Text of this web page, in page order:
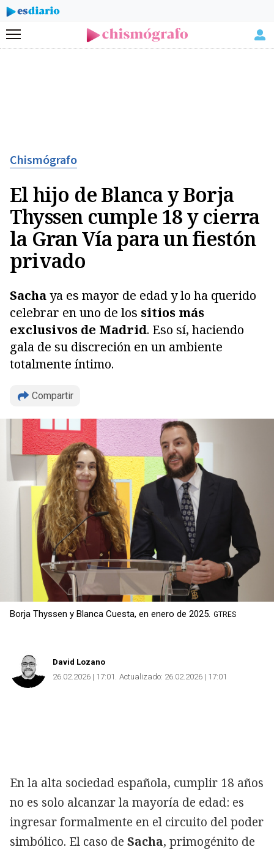
Menú
Chismógrafo
El hijo de Blanca y Borja
Thyssen cumple 18 y cierra
la Gran Vía para un fiestón
privado
Sachaya es mayor de edad y lo ha querido
celebrar en uno de los sitios más
exclusivos de Madrid. Eso sí, haciendo
gala de su discreción en un ambiente
totalmente íntimo.
Compartir
Copiar
Borja Thyssen y Blanca Cuesta, en enero de 2025. GTRES
David Lozano
26.02.2026 | 17:01 Actualizado: 26.02.2026 | 17:01
En la alta sociedad española, cumplir 18 años
no es solo alcanzar la mayoría de edad: es
ingresar formalmente en el circuito del poder
simbólico. El caso de Sacha, primogénito de